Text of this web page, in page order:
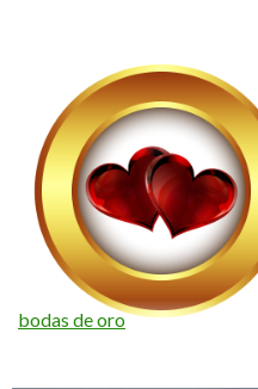
bodas de oro